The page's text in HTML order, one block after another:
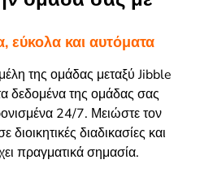
εύκολα και αυτόματα
της ομάδας μεταξύ Jibble
δεδομένα της ομάδας σας
24/7. Μειώστε τον
διαδικασίες και
πραγματικά σημασία.